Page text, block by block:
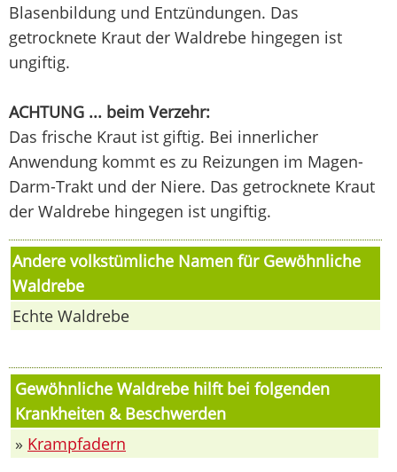
Blasenbildung und Entzündungen. Das
getrocknete Kraut der Waldrebe hingegen ist
ungiftig.
ACHTUNG ... beim Verzehr:
Das frische Kraut ist giftig. Bei innerlicher
Anwendung kommt es zu Reizungen im Magen-
Darm-Trakt und der Niere. Das getrocknete Kraut
der Waldrebe hingegen ist ungiftig.
Andere volkstümliche Namen für Gewöhnliche
Waldrebe
Echte Waldrebe
Gewöhnliche Waldrebe hilft bei folgenden
Krankheiten & Beschwerden
» Krampfadern